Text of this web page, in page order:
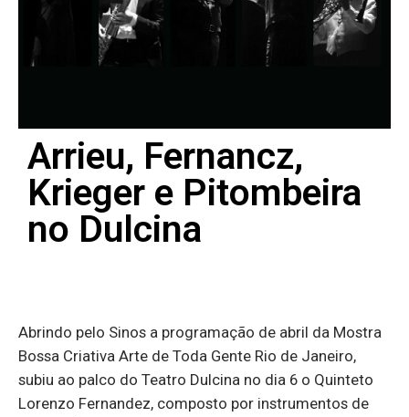
Arrieu, Fernancz,
Krieger e Pitombeira
no Dulcina
Abrindo pelo Sinos a programação de abril da Mostra
Bossa Criativa Arte de Toda Gente Rio de Janeiro,
subiu ao palco do Teatro Dulcina no dia 6 o Quinteto
Lorenzo Fernandez, composto por instrumentos de